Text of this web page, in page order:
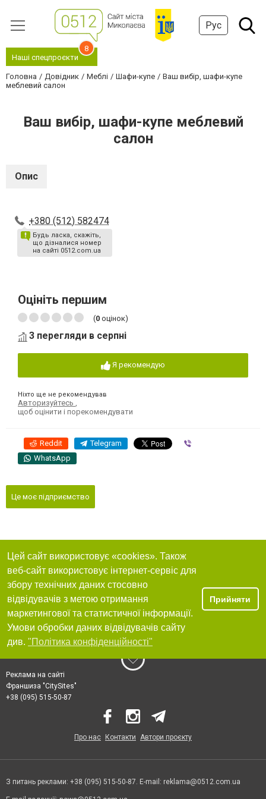
Рус
Наші спецпроєкти
8
Головна Довідник Меблі Шафи-купе
Ваш вибір, шафи-купе
меблевий салон
Ваш вибір, шафи-купе меблевий
салон
Опис
+380 (512) 582474
Будь ласка, скажіть,
що дізналися номер
на сайті 0512.com.ua
Оцініть першим
(0 оцінок)
3 перегляди в серпні
Я рекомендую
Ніхто ще не рекомендував
Авторизуйтесь
щоб оцінити і порекомендувати
Reddit Telegram
WhatsApp
Це моє підприємство
Цей сайт використовує «cookies». Також
веб-сайт використовує інтернет-сервіс для
збору технічних даних стосовно
відвідувачів з метою отримання
маркетингової та статистичної інформації.
Умови обробки даних відвідувачів сайту
див. "Політика конфіденційності"
Прийняти
Реклама на сайті
Франшиза "CitySites"
+38 (095) 515-50-87
Про нас Контакти Автори проєкту
З питань реклами: +38 (095) 515-50-87. E-mail: reklama@0512.com.ua